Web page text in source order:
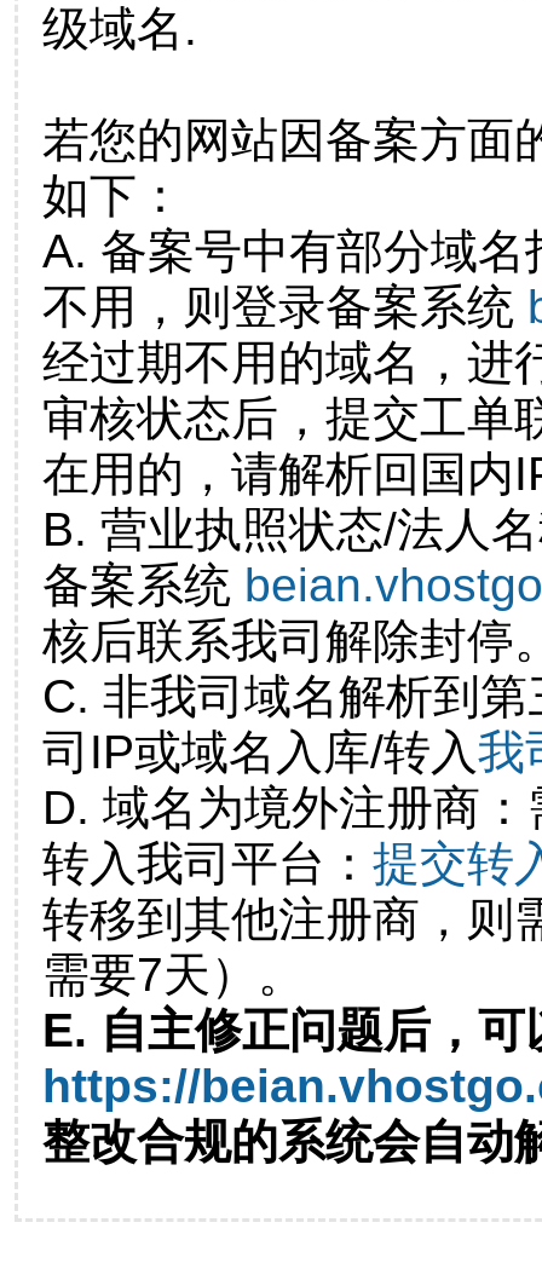
级域名.
若您的网站因备案方面
如下：
A. 备案号中有部分域
不用，则登录备案系统
经过期不用的域名，进
审核状态后，提交工单
在用的，请解析回国内
B. 营业执照状态/法人
备案系统
核后联系我司解除封停
C. 非我司域名解析到
司IP或域名入库/转入我
D. 域名为境外注册商
转入我司平台： 提交转
转移到其他注册商，则
需要7天）。
E. 自主修正问题后，可
https://
整改合规的系统会自动